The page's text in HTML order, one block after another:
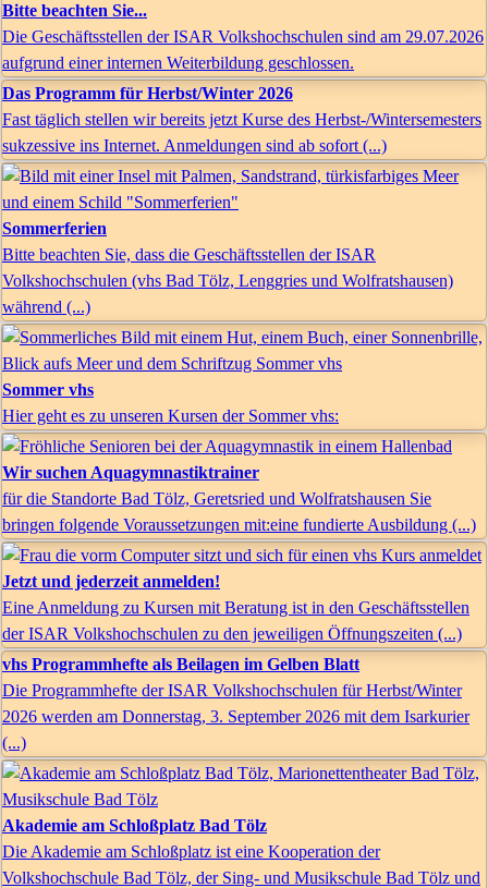
Bitte beachten Sie...
Die Geschäftsstellen der ISAR Volkshochschulen sind am 29.07.2026
aufgrund einer internen Weiterbildung geschlossen.
Das Programm für Herbst/Winter 2026
Fast täglich stellen wir bereits jetzt Kurse des Herbst-/Wintersemesters
sukzessive ins Internet. Anmeldungen sind ab sofort (...)
Sommerferien
Bitte beachten Sie, dass die Geschäftsstellen der ISAR
Volkshochschulen (vhs Bad Tölz, Lenggries und Wolfratshausen)
während (...)
Sommer vhs
Hier geht es zu unseren Kursen der Sommer vhs:
Wir suchen Aquagymnastiktrainer
für die Standorte Bad Tölz, Geretsried und Wolfratshausen Sie
bringen folgende Voraussetzungen mit:eine fundierte Ausbildung (...)
Jetzt und jederzeit anmelden!
Eine Anmeldung zu Kursen mit Beratung ist in den Geschäftsstellen
der ISAR Volkshochschulen zu den jeweiligen Öffnungszeiten (...)
vhs Programmhefte als Beilagen im Gelben Blatt
Die Programmhefte der ISAR Volkshochschulen für Herbst/Winter
2026 werden am Donnerstag, 3. September 2026 mit dem Isarkurier
(...)
Akademie am Schloßplatz Bad Tölz
Die Akademie am Schloßplatz ist eine Kooperation der
Volkshochschule Bad Tölz, der Sing- und Musikschule Bad Tölz und